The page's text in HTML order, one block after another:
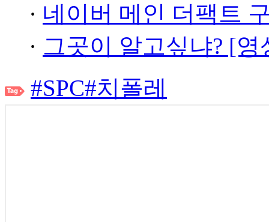
· 네이버 메인 더팩트
· 그곳이 알고싶냐? [
#SPC#치폴레